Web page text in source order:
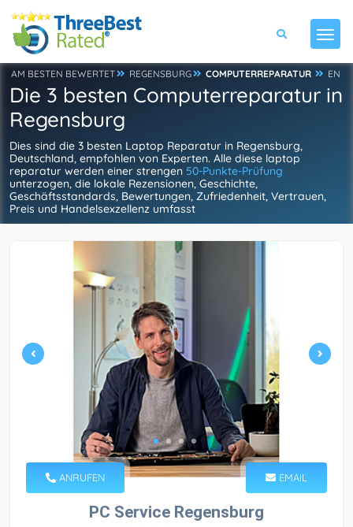
AM BESTEN BEWERTET REGENSBURG COMPUTERREPARATUR EN
Die 3 besten Computerreparatur in
Regensburg
Dies sind die 3 besten Laptop Reparatur in Regensburg,
Deutschland, empfohlen von Experten. Alle diese laptop
reparatur werden einer strengen 50-Punkte-Prüfung
unterzogen, die lokale Rezensionen, Geschichte,
Geschäftsstandards, Bewertungen, Zufriedenheit, Vertrauen,
Preis und Handelsexzellenz umfasst
ANRUFEN EMAIL
PC Service Regensburg